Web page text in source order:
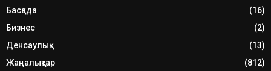
Басқада
(16)
Бизнес
(2)
Денсаулық
(13)
Жаңалықтар
(812)